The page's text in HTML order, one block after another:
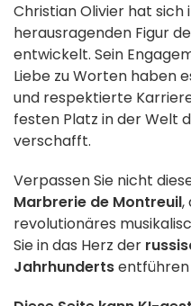
Christian Olivier hat sich
herausragenden Figur
entwickelt. Sein
Liebe zu Worten haben
und respektierte
festen Platz in der Welt
verschafft.
Verpassen Sie nicht
Marbrerie de Montreuil,
revolutionäres
Sie in das Herz der
Jahrhundertsentführen